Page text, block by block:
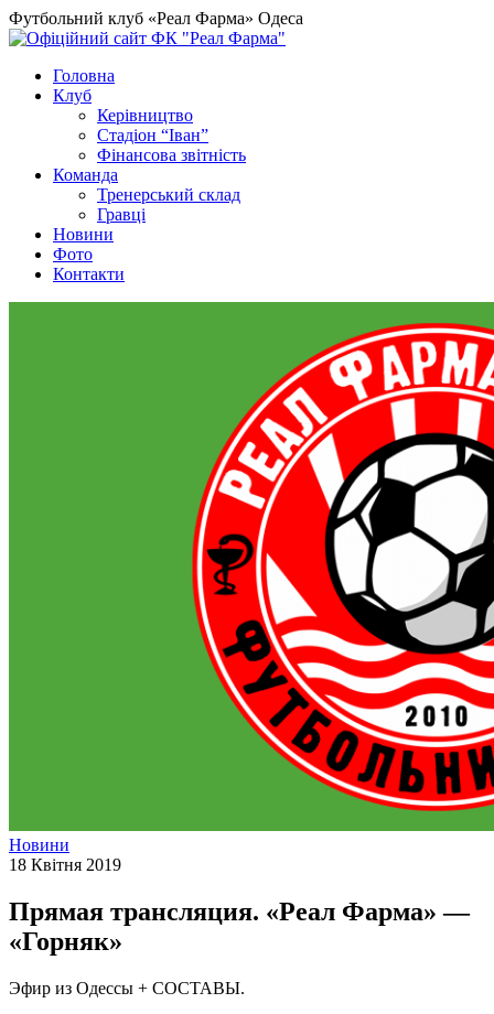
Футбольний клуб «Реал Фарма» Одеса
Головна
Клуб
Керівництво
Стадіон “Іван”
Фінансова звітність
Команда
Тренерський склад
Гравці
Новини
Фото
Контакти
Новини
18 Квітня 2019
Прямая трансляция. «Реал Фарма» —
«Горняк»
Эфир из Одессы + СОСТАВЫ.